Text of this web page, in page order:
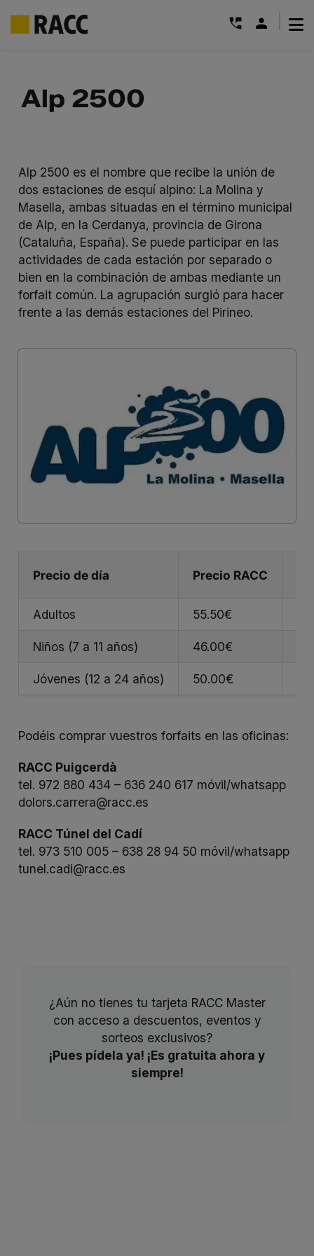
contenido
Alp 2500
Alp 2500 es el nombre que recibe la unión de
dos estaciones de esquí alpino: La Molina y
Masella, ambas situadas en el término municipal
de Alp, en la Cerdanya, provincia de Girona
(Cataluña, España). Se puede participar en las
actividades de cada estación por separado o
bien en la combinación de ambas mediante un
forfait común. La agrupación surgió para hacer
frente a las demás estaciones del Pirineo.
Precio de día Precio RACC
Adultos 55.50€
Niños (7 a 11 años) 46.00€
Jóvenes (12 a 24 años) 50.00€
Podéis comprar vuestros forfaits en las oficinas:
RACC Puigcerdà
tel. 972 880 434 – 636 240 617 móvil/whatsapp
dolors.carrera@racc.es
RACC Túnel del Cadí
tel. 973 510 005 – 638 28 94 50 móvil/whatsapp
tunel.cadi@racc.es
¿Aún no tienes tu tarjeta RACC Master
con acceso a descuentos, eventos y
sorteos exclusivos?
¡Pues pídela ya! ¡Es gratuita ahora y
siempre!